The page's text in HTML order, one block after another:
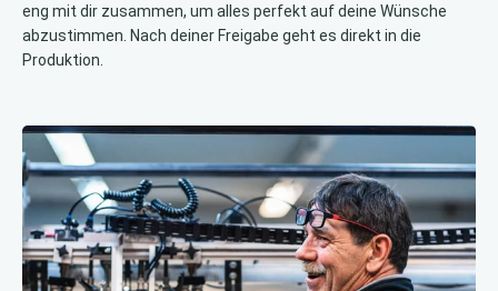
eng mit dir zusammen, um alles perfekt auf deine Wünsche
abzustimmen. Nach deiner Freigabe geht es direkt in die
Produktion.